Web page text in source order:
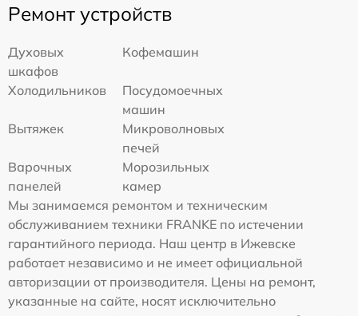
Ремонт устройств
Духовых
шкафов
Кофемашин
Холодильников
Посудомоечных
машин
Вытяжек
Микроволновых
печей
Варочных
панелей
Морозильных
камер
Мы занимаемся ремонтом и техническим
обслуживанием техники FRANKE по истечении
гарантийного периода. Наш центр в Ижевске
работает независимо и не имеет официальной
авторизации от производителя. Цены на ремонт,
указанные на сайте, носят исключительно